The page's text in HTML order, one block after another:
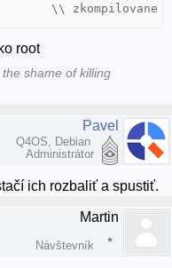
root
shame of killing
Pavel
Q4OS, Debian
Administrátor
ich rozbaliť a spustiť.
Martin
Návštevník